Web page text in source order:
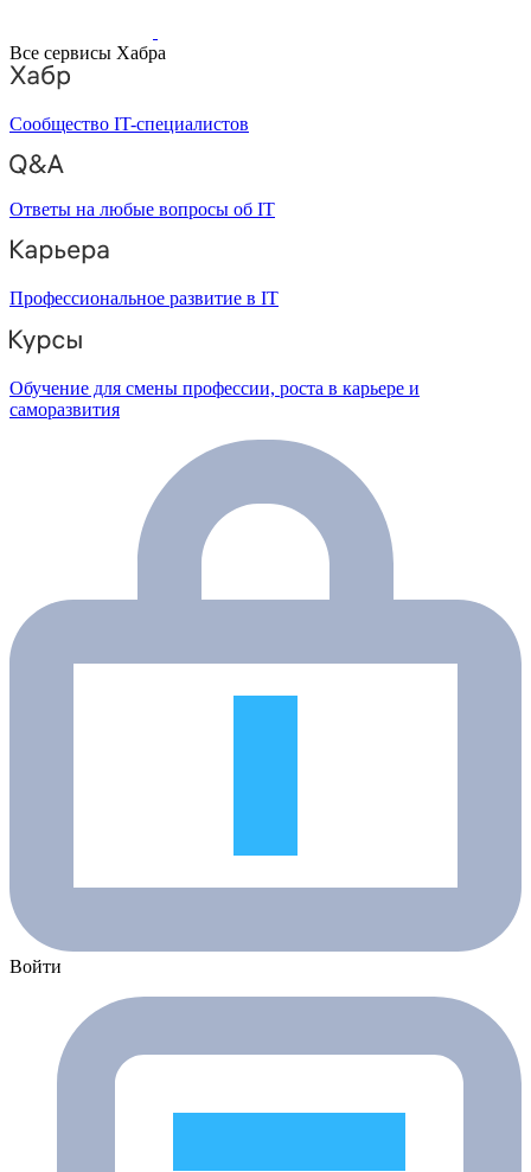
Все сервисы Хабра
Сообщество IT-специалистов
Ответы на любые вопросы об IT
Профессиональное развитие в IT
Обучение для смены профессии, роста в карьере и
саморазвития
Войти